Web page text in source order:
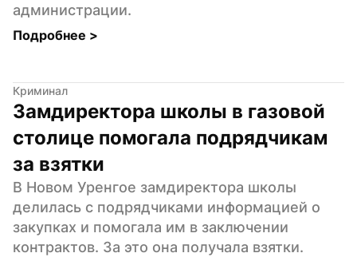
администрации.
Подробнее >
Криминал
Замдиректора школы в газовой
столице помогала подрядчикам
за взятки
В Новом Уренгое замдиректора школы
делилась с подрядчиками информацией о
закупках и помогала им в заключении
контрактов. За это она получала взятки.